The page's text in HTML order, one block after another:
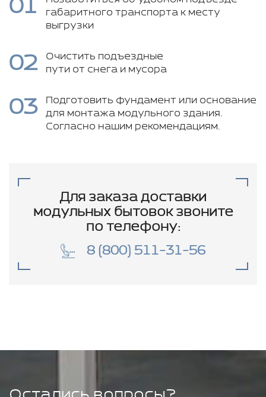
01
габаритного транспорта к месту
выгрузки
02
Очистить подъездные
пути от снега и мусора
03
Подготовить фундамент или основание
для монтажа модульного здания.
Согласно нашим рекомендациям.
Для заказа доставки
модульных бытовок звоните
по телефону:
8 (800) 511-31-56